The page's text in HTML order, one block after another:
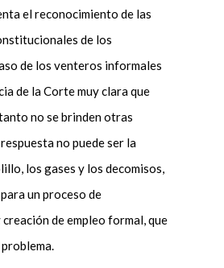
el reconocimiento de las
de los
de los venteros informales
de la Corte muy clara que
no se brinden otras
no puede ser la
los gases y los decomisos,
un proceso de
de empleo formal, que